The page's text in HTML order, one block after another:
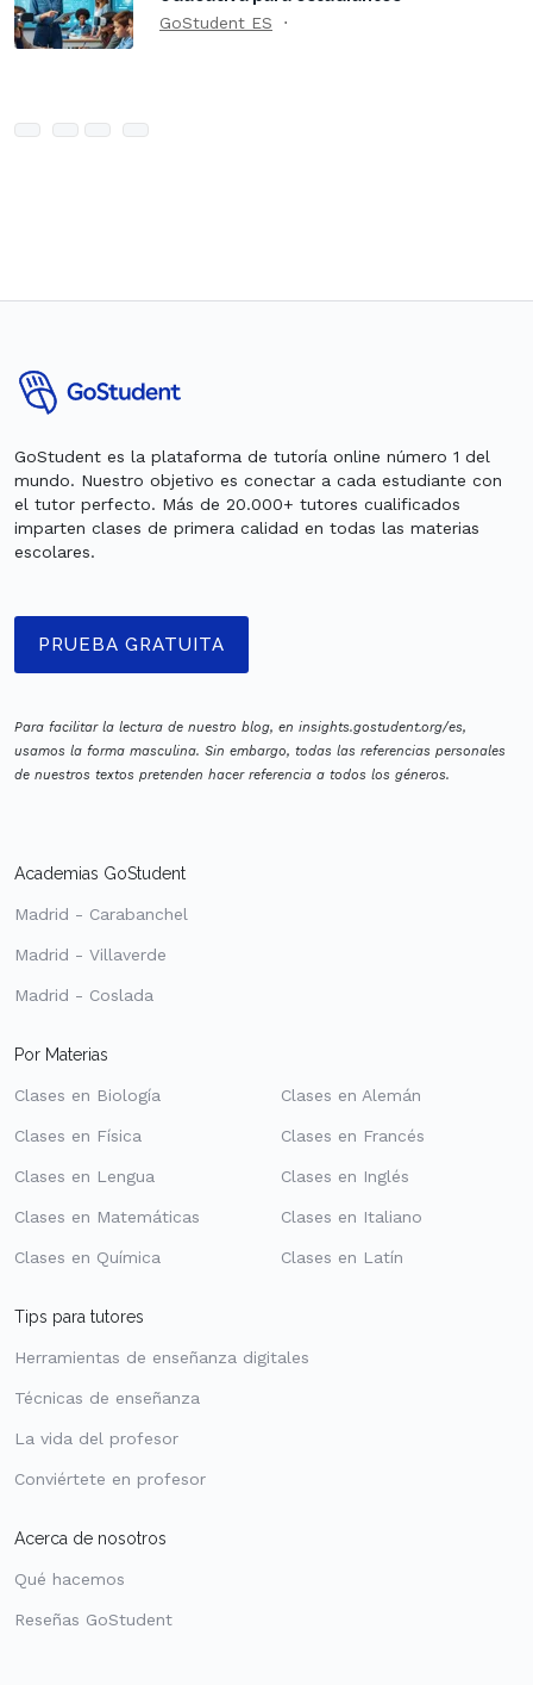
GoStudent ES
GoStudent es la plataforma de tutoría online número 1 del
mundo. Nuestro objetivo es conectar a cada estudiante con
el tutor perfecto. Más de 20.000+ tutores cualificados
imparten clases de primera calidad en todas las materias
escolares.
PRUEBA GRATUITA
Para facilitar la lectura de nuestro blog, en insights.gostudent.org/es,
usamos la forma masculina. Sin embargo, todas las referencias personales
de nuestros textos pretenden hacer referencia a todos los géneros.
Academias GoStudent
Madrid - Carabanchel
Madrid - Villaverde
Madrid - Coslada
Por Materias
Clases en Biología
Clases en Física
Clases en Lengua
Clases en Matemáticas
Clases en Química
Clases en Alemán
Clases en Francés
Clases en Inglés
Clases en Italiano
Clases en Latín
Tips para tutores
Herramientas de enseñanza digitales
Técnicas de enseñanza
La vida del profesor
Conviértete en profesor
Acerca de nosotros
Qué hacemos
Reseñas GoStudent